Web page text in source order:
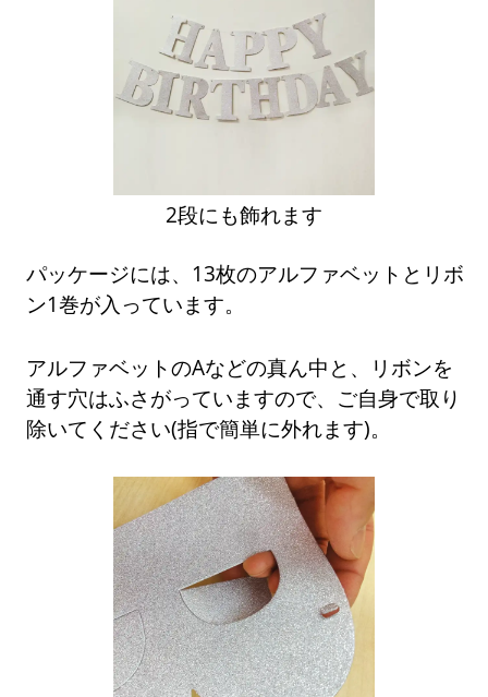
2段にも飾れます
パッケージには、13枚のアルファベットとリボ
ン1巻が入っています。
アルファベットのAなどの真ん中と、リボンを
通す穴はふさがっていますので、ご自身で取り
除いてください(指で簡単に外れます)。